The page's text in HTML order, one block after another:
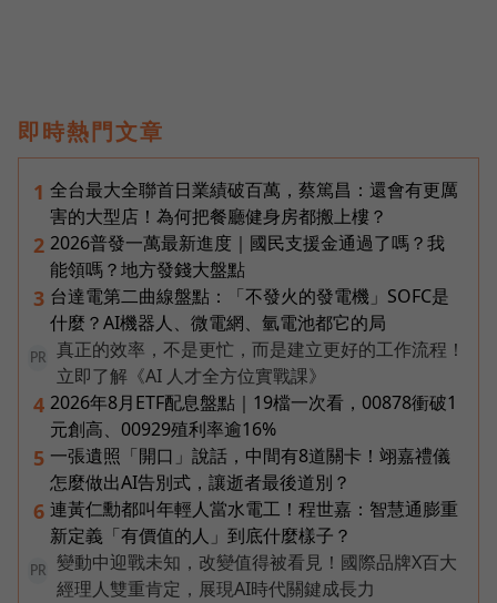
即時熱門文章
1 全台最大全聯首日業績破百萬，蔡篤昌：還會有更厲
害的大型店！為何把餐廳健身房都搬上樓？
2 2026普發一萬最新進度｜國民支援金通過了嗎？我
能領嗎？地方發錢大盤點
3 台達電第二曲線盤點：「不發火的發電機」SOFC是
什麼？AI機器人、微電網、氫電池都它的局
PR
真正的效率，不是更忙，而是建立更好的工作流程！
立即了解《AI 人才全方位實戰課》
4 2026年8月ETF配息盤點｜19檔一次看，00878衝破1
元創高、00929殖利率逾16%
5 一張遺照「開口」說話，中間有8道關卡！翊嘉禮儀
怎麼做出AI告別式，讓逝者最後道別？
6 連黃仁勳都叫年輕人當水電工！程世嘉：智慧通膨重
新定義「有價值的人」到底什麼樣子？
PR
變動中迎戰未知，改變值得被看見！國際品牌X百大
經理人雙重肯定，展現AI時代關鍵成長力